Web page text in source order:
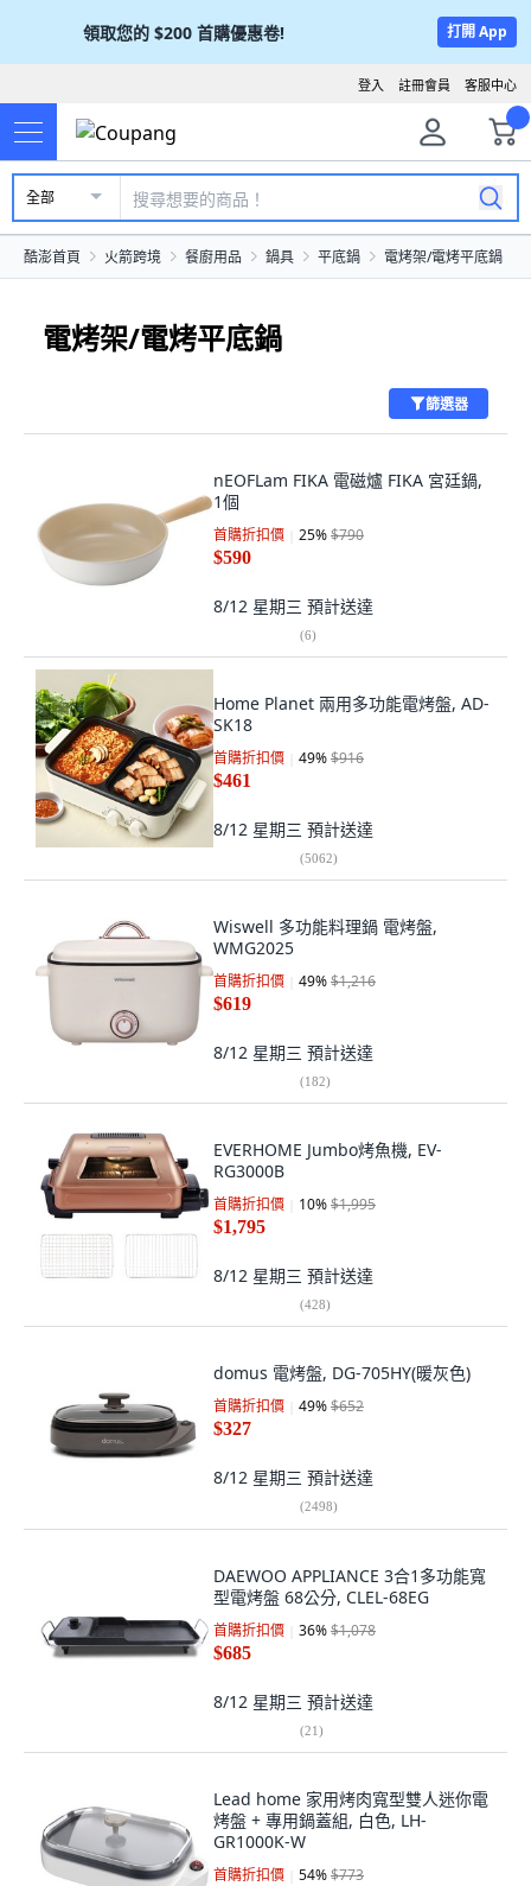
領取您的 $200 首購優惠卷! 打開 App
客服中心
註冊會員
登入
全部
酷澎首頁 火箭跨境 餐廚用品 鍋具 平底鍋 電烤架/電烤平底鍋
電烤架/電烤平底鍋
篩選器
nEOFLam FIKA 電磁爐 FIKA 宮廷鍋,
1個
首購折扣價 25%$790
$590
8/12 星期三 預計送達
(6)
Home Planet 兩用多功能電烤盤, AD-
SK18
首購折扣價 49%$916
$461
8/12 星期三 預計送達
(5062)
Wiswell 多功能料理鍋 電烤盤,
WMG2025
首購折扣價 49%$1,216
$619
8/12 星期三 預計送達
(182)
EVERHOME Jumbo烤魚機, EV-
RG3000B
首購折扣價 10%$1,995
$1,795
8/12 星期三 預計送達
(428)
domus 電烤盤, DG-705HY(暖灰色)
首購折扣價 49%$652
$327
8/12 星期三 預計送達
(2498)
DAEWOO APPLIANCE 3合1多功能寬
型電烤盤 68公分, CLEL-68EG
首購折扣價 36%$1,078
$685
8/12 星期三 預計送達
(21)
Lead home 家用烤肉寬型雙人迷你電
烤盤 + 專用鍋蓋組, 白色, LH-
GR1000K-W
首購折扣價 54%$773